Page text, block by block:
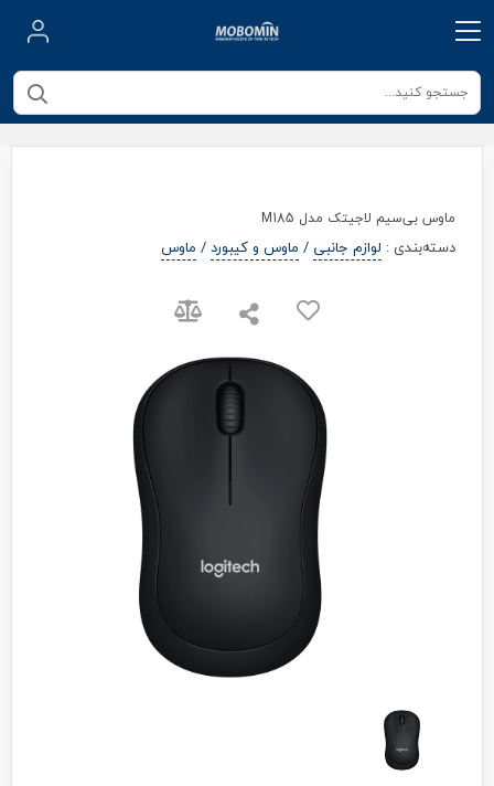
ماوس بی‌سیم لاجیتک مدل M185
دسته‌بندی : لوازم جانبی / ماوس و کیبورد/ ماوس